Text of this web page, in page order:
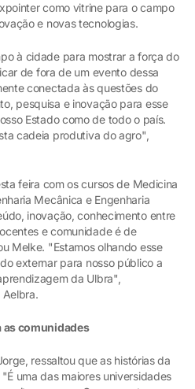
como vitrine para o campo
e novas tecnologias.
à cidade para mostrar a força do
de fora de um evento dessa
conectada às questões do
pesquisa e inovação para esse
Estado como de todo o país.
cadeia produtiva do agro",
feira com os cursos de Medicina
Mecânica e Engenharia
inovação, conhecimento entre
e comunidade é de
Melke. "Estamos olhando esse
externar para nosso público a
da Ulbra",
as comunidades
ressaltou que as histórias da
uma das maiores universidades